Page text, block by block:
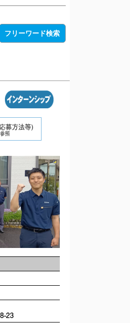
募方法等)
照
23